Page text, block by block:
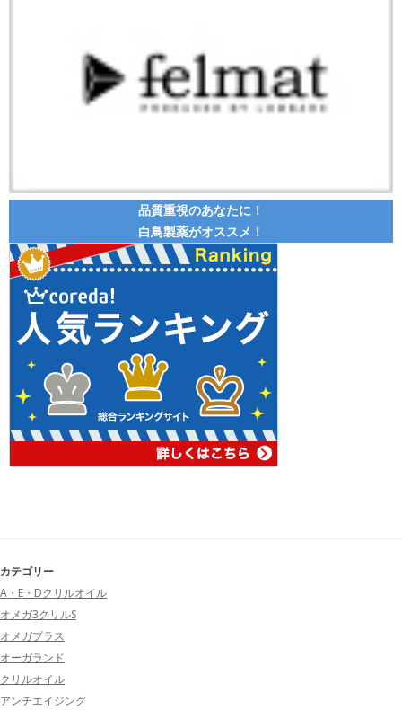
品質重視のあなたに！
白鳥製薬がオススメ！
カテゴリー
A・E・Dクリルオイル
オメガ3クリルS
オメガプラス
オーガランド
クリルオイル
アンチエイジング